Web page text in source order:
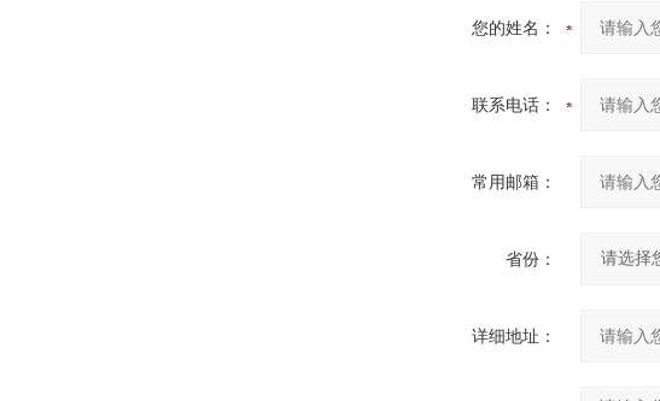
您的姓名：
联系电话：
常用邮箱：
省份：
详细地址：